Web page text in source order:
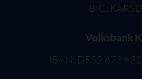
BIC:
Volksbank
IBAN: DE52 6729